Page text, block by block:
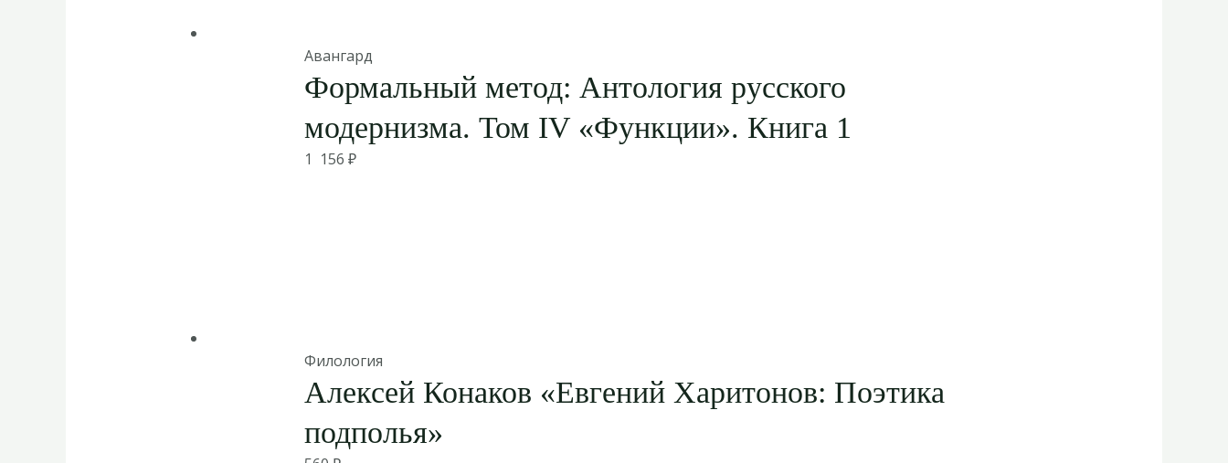
Авангард
Формальный метод: Антология русского
модернизма. Том IV «Функции». Книга 1
1 156₽
Филология
Алексей Конаков «Евгений Харитонов: Поэтика
подполья»